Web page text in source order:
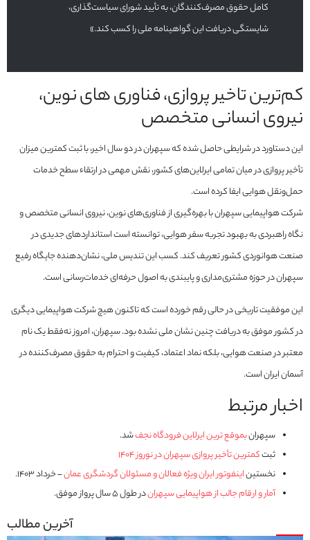
کامل حقوق مصرف‌کنندگان، به تأیید شورای سیاست‌گذاری،
شایستگی دریافت این گواهینامه ملی را کسب کند.»
کم‌ترین تاخیر پروازی، فناوری های نوین،
نیروی انسانی متخصص
این دستاورد در شرایطی حاصل شده که سپهران در دو سال اخیر، با ثبت کمترین میزان
تأخیر پروازی در میان تمامی ایرلاین‌های کشور، نقش مهمی در ارتقاء سطح خدمات
حمل‌ونقل هوایی ایفا کرده است.
شرکت هواپیمایی سپهران با بهره‌گیری از فناوری‌های نوین، نیروی انسانی متخصص و
نگاه راهبردی به بهبود تجربه سفر هوایی، توانسته است استانداردهای جدیدی در
صنعت هوانوردی کشور تعریف کند. کسب این تندیس ملی، نشان‌دهنده جایگاه رفیع
سپهران در حوزه مشتری‌مداری و پایبندی به اصول حرفه‌ای خدمات‌رسانی است.
این موفقیت تاریخی در حالی رقم خورده است که تاکنون هیچ شرکت هواپیمایی دیگری
در کشور موفق به دریافت چنین نشان ملی نشده بود. سپهران، امروز نه‌فقط یک نام
معتبر در صنعت هوایی، بلکه نماد اعتماد، کیفیت و احترام به حقوق مصرف‌کننده در
آسمان ایران است.
اخبار مرتبط
سپهرانبموقع ترین ایرلاین فرودگاه نجفشد.
ثبتکمترین تأخیر پروازی سپهران در نوروز ۱۴۰۴
نخستیناینفوتور ایران ویژه فعالان و مسئولان گردشگری عمان– خرداد ۱۴۰۳.
آمار و ارقام جالب از هواپیمایی سپهراندر طول ۵ سال پرواز موفق.